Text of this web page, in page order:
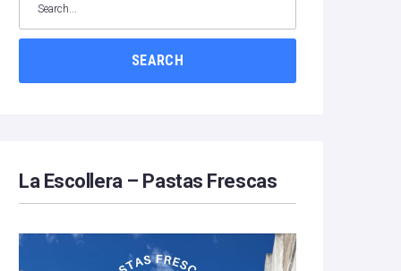
SEARCH
La Escollera – Pastas Frescas